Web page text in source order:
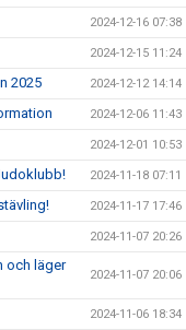
2024-12-16 07:38
2024-12-15 11:24
2025 2024-12-12 14:14
2024-12-06 11:43
2024-12-01 10:53
2024-11-18 07:11
2024-11-17 17:46
2024-11-07 20:26
och läger
2024-11-07 20:06
2024-11-06 18:34